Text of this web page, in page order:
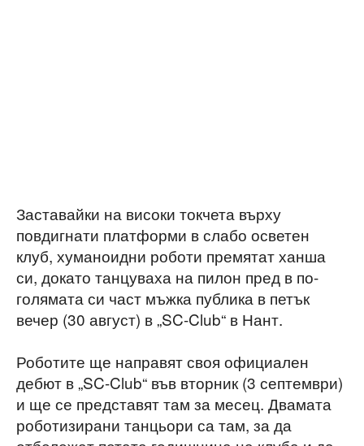
Заставайки на високи токчета върху
повдигнати платформи в слабо осветен
клуб, хуманоидни роботи премятат ханша
си, докато танцуваха на пилон пред в по-
голямата си част мъжка публика в петък
вечер (30 август) в „SC-Club“ в Нант.
Роботите ще направят своя официален
дебют в „SC-Club“ във вторник (3 септември)
и ще се представят там за месец. Двамата
роботизирани танцьори са там, за да